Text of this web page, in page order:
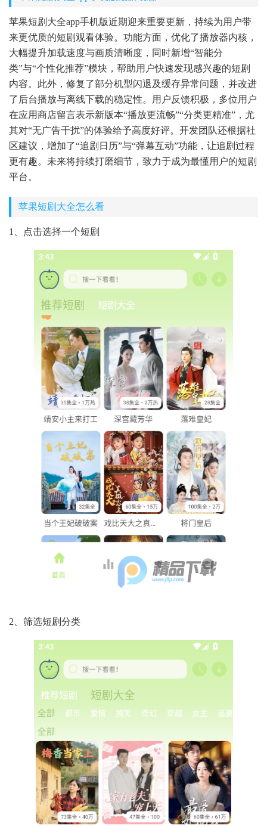
苹果短剧大全app手机版近期迎来重要更新，持续为用户带
来更优质的短剧观看体验。功能方面，优化了播放器内核，
大幅提升加载速度与画质清晰度，同时新增“智能分
类”与“个性化推荐”模块，帮助用户快速发现感兴趣的短剧
内容。此外，修复了部分机型闪退及缓存异常问题，并改进
了后台播放与离线下载的稳定性。用户反馈积极，多位用户
在应用商店留言表示新版本“播放更流畅”“分类更精准”，尤
其对“无广告干扰”的体验给予高度好评。开发团队还根据社
区建议，增加了“追剧日历”与“弹幕互动”功能，让追剧过程
更有趣。未来将持续打磨细节，致力于成为最懂用户的短剧
平台。
苹果短剧大全怎么看
1、点击选择一个短剧
2、筛选短剧分类